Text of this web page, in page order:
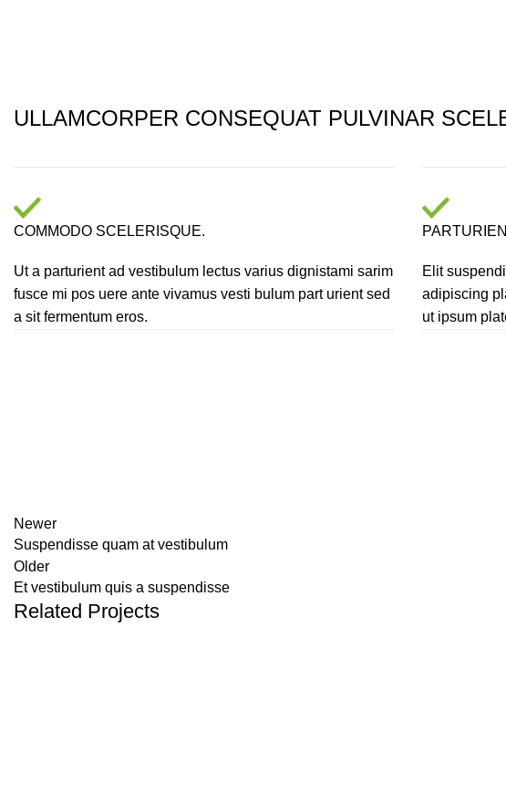
ULLAMCORPER CONSEQUAT PULVINAR
COMMODO SCELERISQUE.
Ut a parturient ad vestibulum lectus varius dignistami sarim
fusce mi pos uere ante vivamus vesti bulum part urient sed
a sit fermentum eros.
Elit
adipiscing
ut ipsum
Newer
Suspendisse quam at vestibulum
Older
Et vestibulum quis a suspendisse
Related Projects